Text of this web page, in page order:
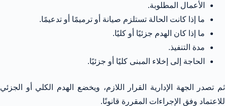
الأعمال المطلوبة.
ما إذا كانت الحالة تستلزم صيانة أو ترميمًا أو تدعيمًا.
ما إذا كان الهدم جزئيًا أو كليًا.
مدة التنفيذ.
الحاجة إلى إخلاء المبنى كليًا أو جزئيًا.
ثم تصدر الجهة الإدارية القرار اللازم، ويخضع الهدم الكلي أو الجزئي
للاعتماد وفق الإجراءات المقررة قانونًا.